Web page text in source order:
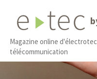
Magazine online
télécommunication